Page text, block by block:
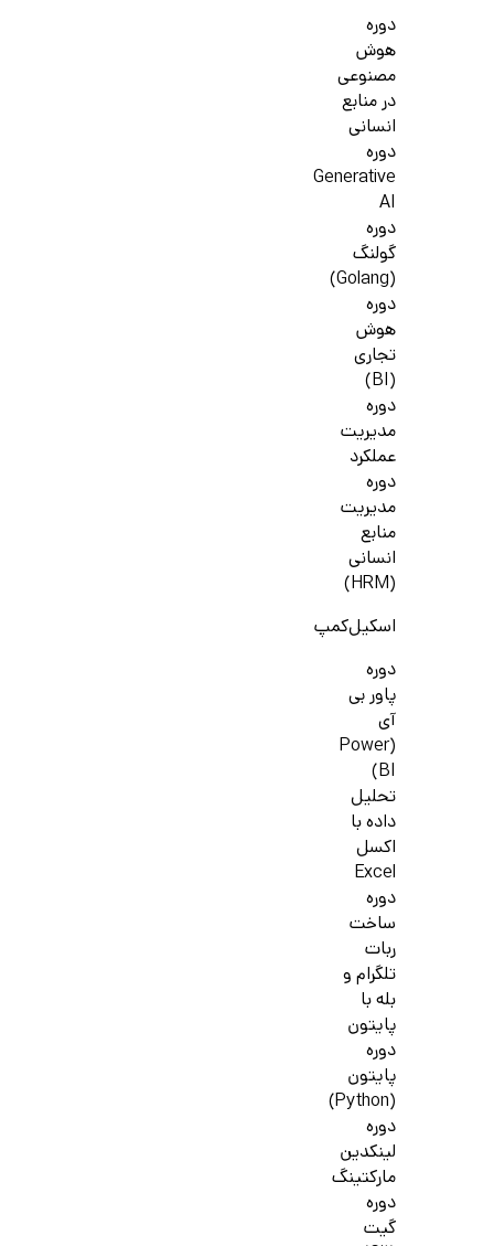
دوره
هوش
مصنوعی
در منابع
انسانی
دوره
Generative
AI
دوره
گولنگ
(Golang)
دوره
هوش
تجاری
(BI)
دوره
مدیریت
عملکرد
دوره
مدیریت
منابع
انسانی
(HRM)
اسکیل‌کمپ
دوره
پاور بی
آی
(Power
BI)
تحلیل
داده با
اکسل
Excel
دوره
ساخت
ربات
تلگرام و
بله با
پایتون
دوره
پایتون
(Python)
دوره
لینکدین
مارکتینگ
دوره
گیت